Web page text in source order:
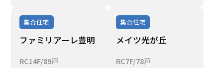
集合住宅
ファミリアーレ豊明
RC14F/89戸
集合住宅
メイツ光が丘
RC7F/78戸